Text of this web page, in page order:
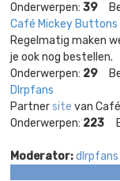
Onderwerpen: 39
Café Mickey Buttons
Regelmatig maken
je ook nog bestellen.
Onderwerpen: 29
Dlrpfans
Partnersite van
Onderwerpen: 223
Moderator:dlrpfans